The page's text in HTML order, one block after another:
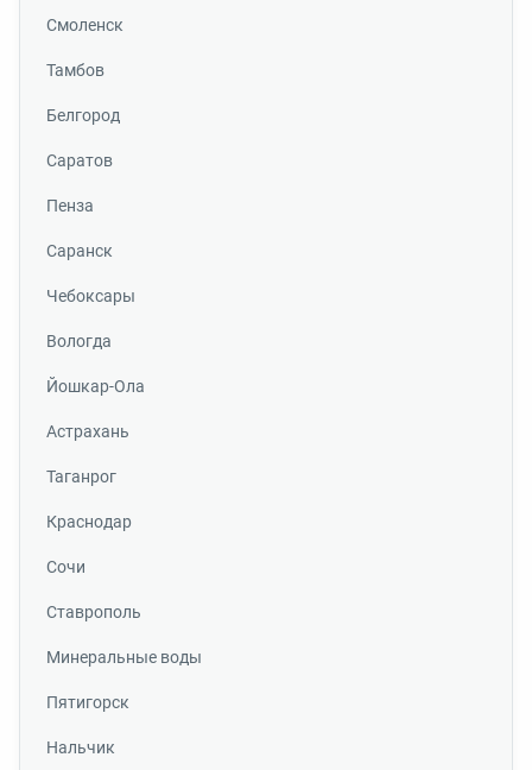
Смоленск
Тамбов
Белгород
Саратов
Пенза
Саранск
Чебоксары
Вологда
Йошкар-Ола
Астрахань
Таганрог
Краснодар
Сочи
Ставрополь
Минеральные воды
Пятигорск
Нальчик